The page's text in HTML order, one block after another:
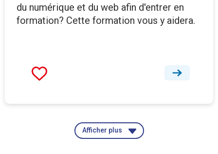
du numérique et du web afin d'entrer en
formation? Cette formation vous y aidera.
Afficher plus